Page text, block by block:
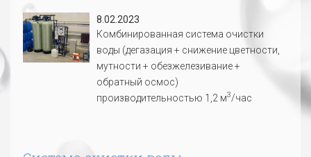
8.02.2023
Комбинированная система очистки
воды (дегазация + снижение цветности,
мутности + обезжелезивание +
обратный осмос)
производительностью 1,2 м3/час